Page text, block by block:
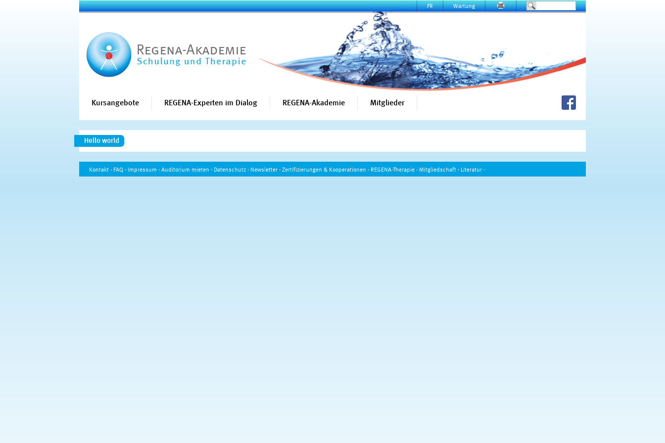
Wartung
FR
Kursangebote REGENA-Experten im Dialog REGENA-Akademie Mitglieder
Hello world
Kontakt - FAQ - Impressum - Auditorium mieten - Datenschutz - Newsletter - Zertifizierungen & Kooperationen - REGENA-Therapie - Mitgliedschaft - Literatur -